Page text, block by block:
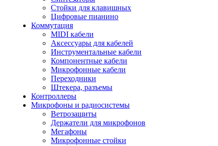
Стойки для клавишных
Цифровые пианино
Коммутация
MIDI кабели
Аксессуары для кабелей
Инструментальные кабели
Компонентные кабели
Микрофонные кабели
Переходники
Штекера, разъемы
Контроллеры
Микрофоны и радиосистемы
Ветрозащиты
Держатели для микрофонов
Мегафоны
Микрофонные стойки